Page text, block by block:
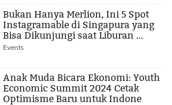
Bukan Hanya Merlion, Ini 5 Spot
Instagramable di Singapura yang
Bisa Dikunjungi saat Liburan ...
Events
Anak Muda Bicara Ekonomi: Youth
Economic Summit 2024 Cetak
Optimisme Baru untuk Indone